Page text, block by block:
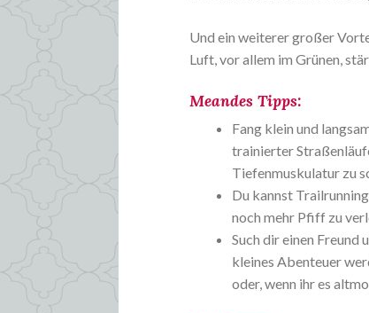
Und ein weiterer großer
Luft, vor allem im Grünen,
Meandes Tipps:
Fang klein und
trainierter
Tiefenmuskulatur zu
Du kannst
noch mehr Pfiff zu
Such dir einen Freund
kleines Abenteuer
oder, wenn ihr es